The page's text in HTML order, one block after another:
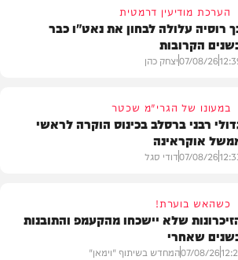
הערכת מודיעין דרמטית
רוסיה עלולה לבחון את נאט"ו כבר
הקרובות
07/08/26יצחק כהן
במעונו של הגרי"מ שכטר
רבני ברסלב בכינוס הוקרה לראשי
אוקראינה
07/08/26דודי סגל
כשהאש בוערת!
שלא יישכחו מהקעמפ והתובנות
שאחרי
07/08/26המחדש בשיתוף "וימאן"